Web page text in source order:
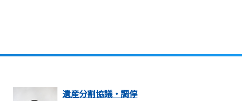
遺産分割協議・調停